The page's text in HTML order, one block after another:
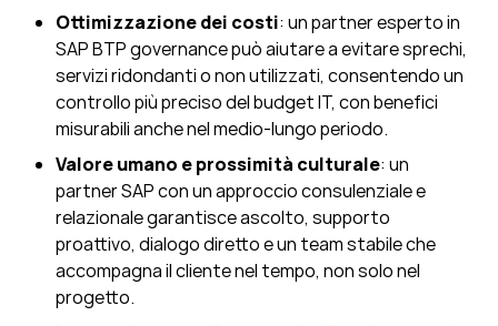
Ottimizzazione dei costi: un partner esperto in
SAP BTP governance può aiutare a evitare sprechi,
servizi ridondanti o non utilizzati, consentendo un
controllo più preciso del budget IT, con benefici
misurabili anche nel medio-lungo periodo.
Valore umano e prossimità culturale: un
partner SAP con un approccio consulenziale e
relazionale garantisce ascolto, supporto
proattivo, dialogo diretto e un team stabile che
accompagna il cliente nel tempo, non solo nel
progetto.